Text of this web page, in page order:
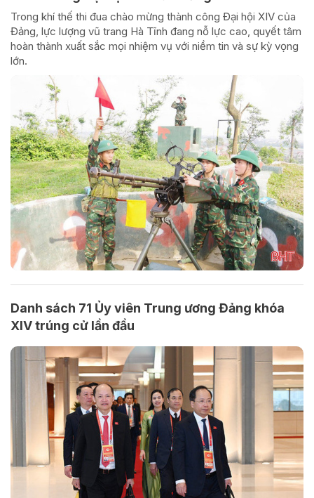
Trong khí thế thi đua chào mừng thành công Đại hội XIV của
Đảng, lực lượng vũ trang Hà Tĩnh đang nỗ lực cao, quyết tâm
hoàn thành xuất sắc mọi nhiệm vụ với niềm tin và sự kỳ vọng
lớn.
Danh sách 71 Ủy viên Trung ương Đảng khóa
XIV trúng cử lần đầu